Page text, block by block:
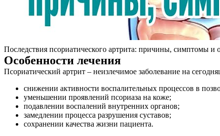
Последствия псориатического артрита: причины, симптомы и
Особенности лечения
Псориатический артрит – неизлечимое заболевание на
снижении активности воспалительных процессов в
уменьшении проявлений псориаза на коже;
подавлении воспалений внутренних органов;
замедлении процесса разрушения суставов;
сохранении качества жизни пациента.